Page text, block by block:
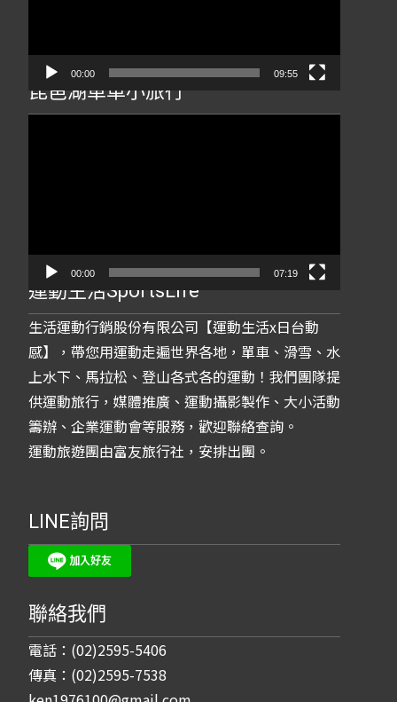
00:00 09:55
琵琶湖單車小旅行
00:00 07:19
運動生活SportsLife
生活運動行銷股份有限公司【運動生活x日台動
感】，帶您用運動走遍世界各地，單車、滑雪、水
上水下、馬拉松、登山各式各的運動！我們團隊提
供運動旅行，媒體推廣、運動攝影製作、大小活動
籌辦、企業運動會等服務，歡迎聯絡查詢。
運動旅遊團由富友旅行社，安排出團。
LINE詢問
聯絡我們
電話：(02)2595-5406
傳真：(02)2595-7538